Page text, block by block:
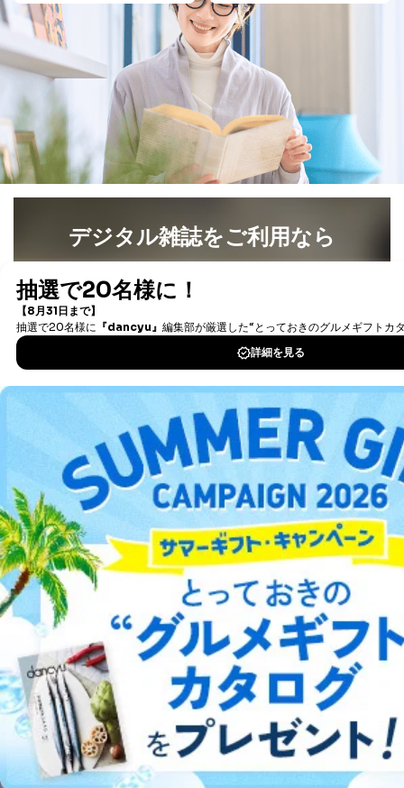
により当該事務の遂行に支障を及ぼすおそれがあると
上記２．の利用目的を実施するために守秘義務を結ん
だ企業に、業務の一部として個人情報の取扱いを委
託・提供する場合、その業務に必要な範囲で委託・提
供先企業に個人情報を開示することがあります。
委託・提供先企業は具体的には以下のような企業です
が、これらに限りません。
委託先：カスタマーサポート支援会社 、クレジッ
トカード決済などの決済代行・料金回収会社、広
告配信サービス会社
提供先：出版社、出版物発売元、卸売会社、販売
販売店などの梱包・配送・配達会社
４．開示対象個人情報の「開示」「訂正」等の請求につ
いて
当社は、本人から、開示対象個人情報について利用目的
の通知を求められた場合には、遅滞なくこれに応じま
す。ただし、以下①～④のいずれかに該当する場合は、
は、本人に遅滞無くその旨を通知するとともに、理由を
①利用目的を本人に通知し、又は公表することによって
本人又は第三者の生命、身体、財産その他の権利利益を
害するおそれがある場合
②利用目的を本人に通知し、又は公表することによって
当該事業者の権利又は正当な利益を害するおそれがある
場合
③国の機関又は地方公共団体が法令の定める事務を遂行
することに対して協力する必要がある場合であって、利
用目的を本人に通知し、又は公表することによって当該
事務の遂行に支障を及ぼすおそれがあるとき
④開示対象個人情報の利用目的が明らかな場合
開示対象個人情報については、保有個人データの本人ま
たはその代理人からの利用目的の通知、開示、変更等
（内容の訂正、追加または削除）、利用停止等（「利用
の停止または消去」「第三者への提供の停止」）の求め
に対応させていただいております。 当社顧客の皆様の
個人情報は「マイページ」にログインしていただくこと
で、訂正、追加、変更を行っていただくことが出来ま
す。マイページをご利用いただけない方、その他の方に
つきましては、下記Aをご覧ください。 また、ご登録い
デジタル雑誌をご利用なら
書籍）が無料で読み放題！
DOWNLOAD FOR IOS
DOWNLOAD FOR ANDROID
ご利用方法はこちら
総合案内
アフィリエイト 採用情報
プレスリリース お問い合わせ
利用規約プライバシーポリシー 特定商取引法に基づく表示
出版社の皆様へ
投資家の皆様へサイトマップ
©︎2002 FUJISAN MAGAZINE SERVICE CO., Ltd.